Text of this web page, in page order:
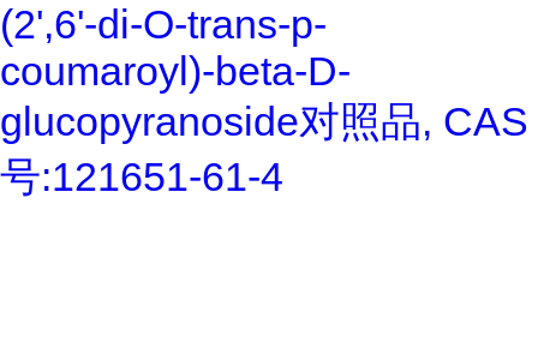
(2',6'-di-O-trans-p-
coumaroyl)-beta-D-
glucopyranoside对照品, CAS
号:121651-61-4